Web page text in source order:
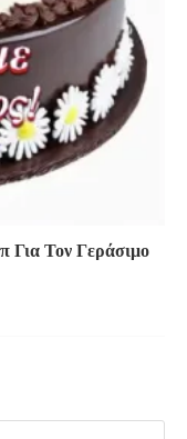
Για Τον Γεράσιμο